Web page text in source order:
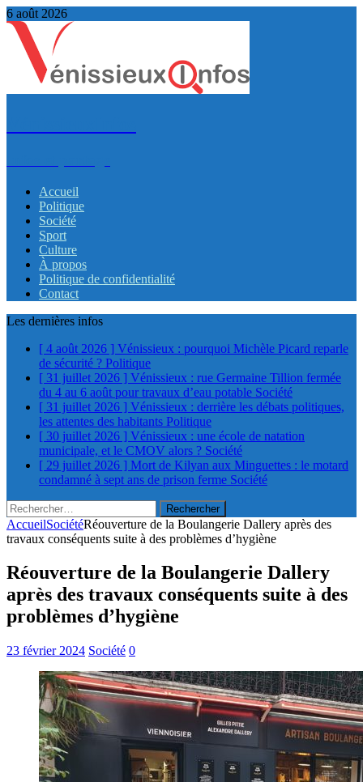
6 août 2026
Accueil
Politique
Société
Sport
Culture
À propos
Politique de confidentialité
Contact
Les dernières infos
[ 4 août 2026 ] Vénissieux : pourquoi Michèle Picard reparle
de sécurité ? Politique
[ 31 juillet 2026 ] Vénissieux : rue Germaine Tillion fermée
du 4 au 6 août pour travaux d’eau potable Société
[ 31 juillet 2026 ] Vénissieux : derrière les débats politiques,
les attentes des habitants Politique
[ 30 juillet 2026 ] Vénissieux : une école de natation
municipale, et le CMOV alors ? Société
[ 29 juillet 2026 ] Mort de Kilyan aux Minguettes : le motard
condamné à sept ans de prison ferme Société
Rechercher :
AccueilSociétéRéouverture de la Boulangerie Dallery après des
travaux conséquents suite à des problèmes d’hygiène
Réouverture de la Boulangerie Dallery
après des travaux conséquents suite à des
problèmes d’hygiène
23 février 2024 Société 0